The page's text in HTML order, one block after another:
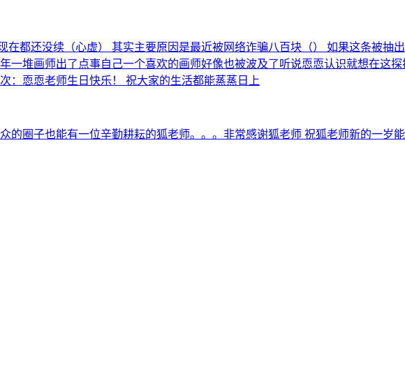
在都还没续（心虚） 其实主要原因是最近被网络诈骗八百块（） 如果这条被抽
一堆画师出了点事自己一个喜欢的画师好像也被波及了听说恧恧认识就想在这
：恧恧老师生日快乐！ 祝大家的生活都能蒸蒸日上
的圈子也能有一位辛勤耕耘的狐老师。。。非常感谢狐老师 祝狐老师新的一岁